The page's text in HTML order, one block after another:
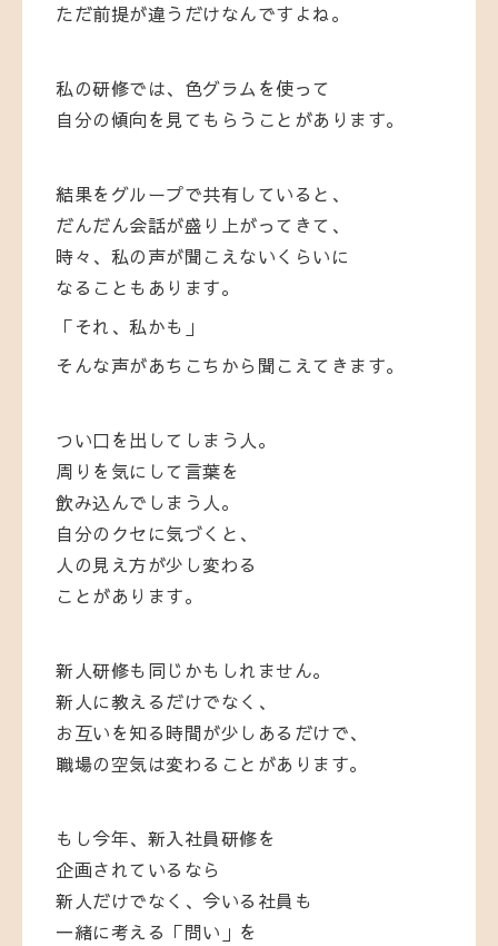
ただ前提が違う だけなんです よね。
私の研修では、 色グラム を使って
自分の傾向を 見てもらう こと があり ます。
結果をグループで共有している と、
だんだん会話が盛り 上がって きて、
時々、 私の声が聞こ えないくらいに
なる こと も あり ます。
「それ、 私かも」
そんな声があちこち から 聞こ えて き ます。
つい口を出して しまう 人。
周り を気にして言葉を
飲み込んで しまう 人。
自分の クセに気づく と、
人 の 見え方が少し変わる
ことがあり ます。
新人研修も同じ かも しれ ません。
新人に教えるだけでなく、
お互いを知る時間が少し ある だけで、
職場の空気は変わる こと があり ます。
もし今年、 新入社員研修を
企画されている なら
新人だけでなく、 今いる 社員 も
一緒に考える 「問い」 を